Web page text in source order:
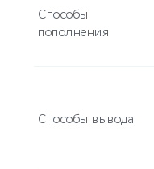
Способы
пополнения
Способы вывода